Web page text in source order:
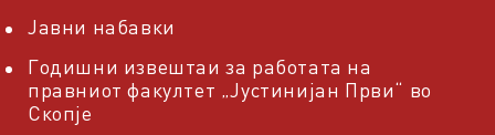
Јавни набавки
Годишни извештаи за работата на
правниот факултет „Јустинијан Први“ во
Скопје